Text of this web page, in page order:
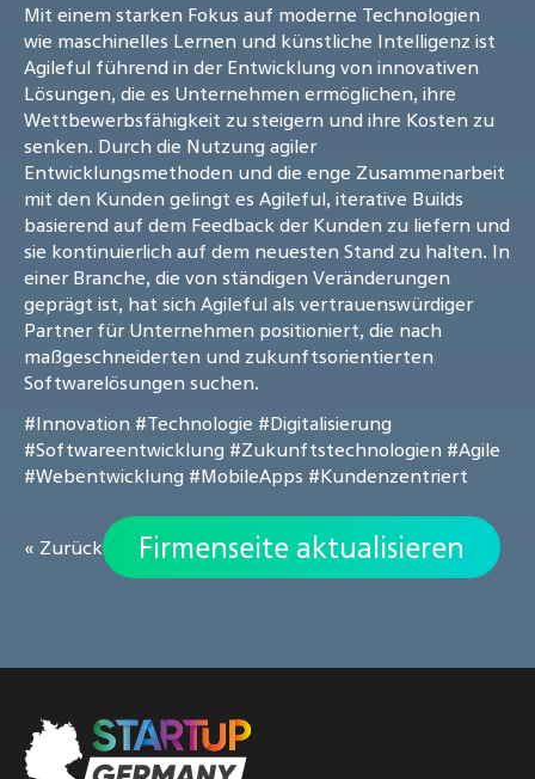
Mit einem starken Fokus auf moderne Technologien
wie maschinelles Lernen und künstliche Intelligenz ist
Agileful führend in der Entwicklung von innovativen
Lösungen, die es Unternehmen ermöglichen, ihre
Wettbewerbsfähigkeit zu steigern und ihre Kosten zu
senken. Durch die Nutzung agiler
Entwicklungsmethoden und die enge Zusammenarbeit
mit den Kunden gelingt es Agileful, iterative Builds
basierend auf dem Feedback der Kunden zu liefern und
sie kontinuierlich auf dem neuesten Stand zu halten. In
einer Branche, die von ständigen Veränderungen
geprägt ist, hat sich Agileful als vertrauenswürdiger
Partner für Unternehmen positioniert, die nach
maßgeschneiderten und zukunftsorientierten
Softwarelösungen suchen.
#Innovation #Technologie #Digitalisierung
#Softwareentwicklung #Zukunftstechnologien #Agile
#Webentwicklung #MobileApps #Kundenzentriert
« Zurück Firmenseite aktualisieren